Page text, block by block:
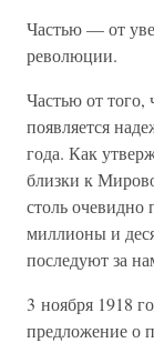
Частью — от
революции.
Частью от того,
появляется
года. Как
близки к
столь
миллионы и
последуют за
3 ноября 1918
предложение о